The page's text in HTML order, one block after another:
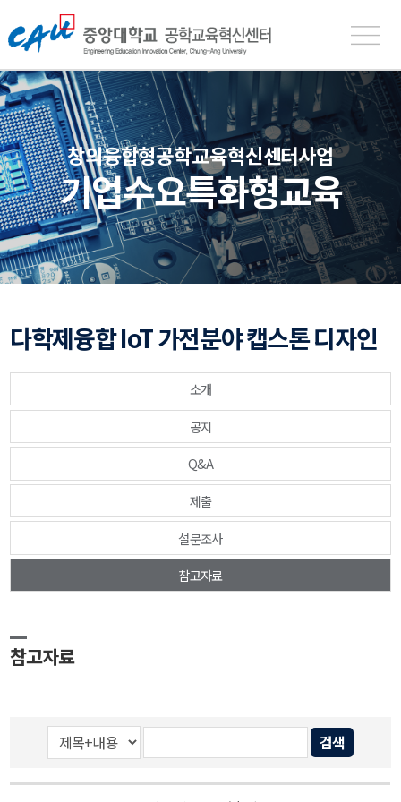
중
앙
대
학
교
공
학
교
육
혁
신
센
터
창의융합형공학교육혁신센터사업
기업수요특화형교육
다학제융합 IoT 가전분야 캡스톤 디자인
소개
공지
Q&A
제출
설문조사
참고자료
참고자료
검색